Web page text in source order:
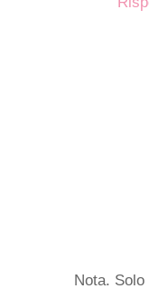
Nota.